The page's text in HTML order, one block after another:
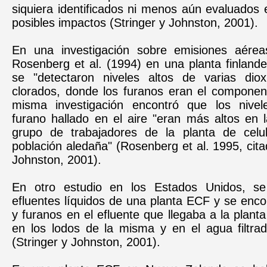
siquiera identificados ni menos aún evaluados
posibles impactos (Stringer y Johnston, 2001).
En una investigación sobre emisiones
Rosenberg et al. (1994) en una planta
se "detectaron niveles altos de varias
clorados, donde los furanos eran el
misma investigación encontró que los
furano hallado en el aire "eran más altos en
grupo de trabajadores de la planta de
población aledaña" (Rosenberg et al. 1995,
Johnston, 2001).
En otro estudio en los Estados Unidos,
efluentes líquidos de una planta ECF y se
y furanos en el efluente que llegaba a la
en los lodos de la misma y en el agua
(Stringer y Johnston, 2001).